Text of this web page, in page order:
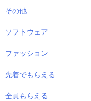
その他
ソフトウェア
ファッション
先着でもらえる
全員もらえる